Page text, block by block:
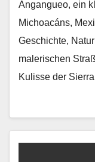
Angangueo, ein
Michoacáns,
Geschichte,
malerischen
Kulisse der